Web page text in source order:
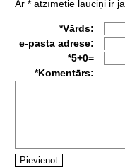
Ar * atzīmētie lauciņi ir
*Vārds:
e-pasta adrese:
*5+0=
*Komentārs: